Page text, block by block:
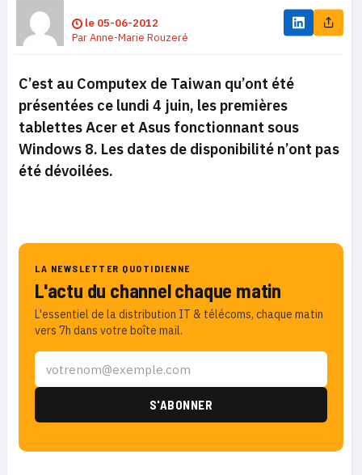
le 05-06-2012
ParAnne-Marie Rouzeré
C’est au Computex de Taiwan qu’ont été
présentées ce lundi 4 juin, les premières
tablettes Acer et Asus fonctionnant sous
Windows 8. Les dates de disponibilité n’ont pas
été dévoilées.
LA NEWSLETTER QUOTIDIENNE
L'actu du channel chaque matin
L'essentiel de la distribution IT & télécoms, chaque matin
vers 7h dans votre boîte mail.